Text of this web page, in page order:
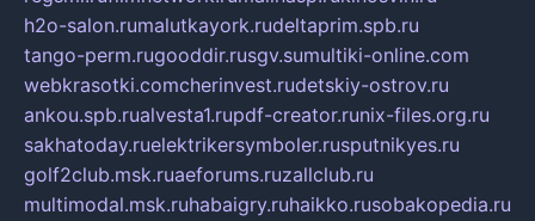
h2o-salon.rumalutkayork.rudeltaprim.spb.ru
tango-perm.rugooddir.rusgv.sumultiki-online.com
webkrasotki.comcherinvest.rudetskiy-ostrov.ru
ankou.spb.rualvesta1.rupdf-creator.runix-files.org.ru
sakhatoday.ruelektrikersymboler.rusputnikyes.ru
golf2club.msk.ruaeforums.ruzallclub.ru
multimodal.msk.ruhabaigry.ruhaikko.rusobakopedia.ru